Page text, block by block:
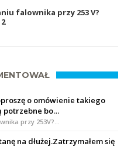
falownika przy 253 V?
o omówienie takiego
potrzebne bo…
przy 253V?…
na dłużej.Zatrzymałem się